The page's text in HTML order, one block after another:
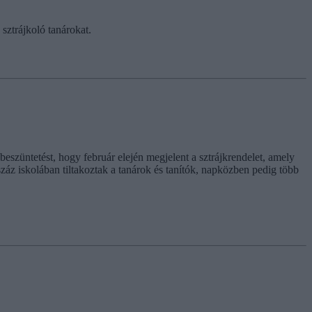
tanárokat.
hogy február elején megjelent a sztrájkrendelet, amely
iskolában tiltakoztak a tanárok és tanítók, napközben pedig több